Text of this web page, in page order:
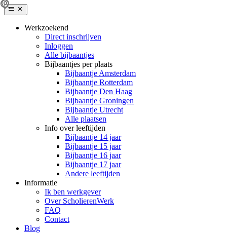
Werkzoekend
Direct inschrijven
Inloggen
Alle bijbaantjes
Bijbaantjes per plaats
Bijbaantje Amsterdam
Bijbaantje Rotterdam
Bijbaantje Den Haag
Bijbaantje Groningen
Bijbaantje Utrecht
Alle plaatsen
Info over leeftijden
Bijbaantje 14 jaar
Bijbaantje 15 jaar
Bijbaantje 16 jaar
Bijbaantje 17 jaar
Andere leeftijden
Informatie
Ik ben werkgever
Over ScholierenWerk
FAQ
Contact
Blog